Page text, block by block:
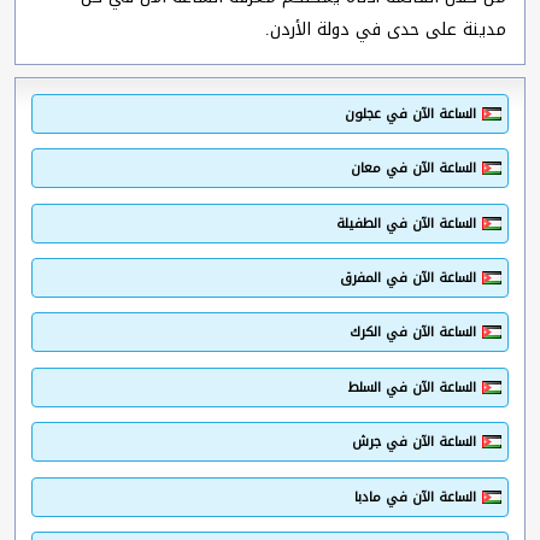
مدينة على حدى في دولة الأردن.
الساعة الآن في عجلون
الساعة الآن في معان
الساعة الآن في الطفيلة
الساعة الآن في المفرق
الساعة الآن في الكرك
الساعة الآن في السلط
الساعة الآن في جرش
الساعة الآن في مادبا